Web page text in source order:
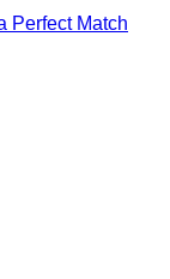
Perfect Match